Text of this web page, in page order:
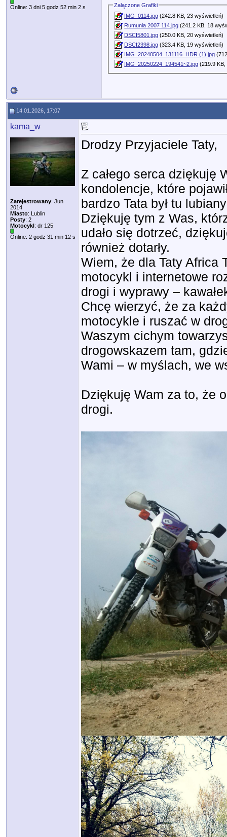
Online: 3 dni 5 godz 52 min 2 s
Załączone Grafiki
IMG_0114.jpg (242.8 KB, 23 wyświetleń)
Rumunia 2007 114.jpg (241.2 KB, 18
DSCI5801.jpg (250.0 KB, 20 wyświetleń)
DSCI2398.jpg (323.4 KB, 19 wyświetleń)
IMG_20240504_131116_HDR (1).jpg
IMG_20250224_194541~2.jpg (219.9
14.01.2026, 17:07
kama_w
Zarejestrowany: Jun
2014
Miasto: Lublin
Posty: 2
Motocykl: dr 125
Online: 2 godz 31 min 12 s
Drodzy Przyjaciele Taty,
Z całego serca dziękuję
kondolencje, które
bardzo Tata był tu
Dziękuję tym z Was,
udało się dotrzeć,
również dotarły.
Wiem, że dla Taty Africa
motocykl i internetowe
drogi i wyprawy –
Chcę wierzyć, że za
motocykle i ruszać w
Waszym cichym
drogowskazem tam,
Wami – w myślach, we
Dziękuję Wam za to, że
drogi.